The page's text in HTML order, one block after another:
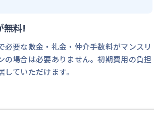
無料!
必要な敷金・礼金・仲介手数料がマンスリ
の場合は必要ありません。初期費用の負担
していただけます。